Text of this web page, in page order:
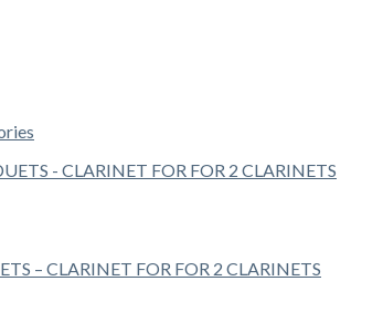
– CLARINET FOR FOR 2 CLARINETS